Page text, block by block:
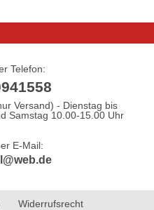
Telefon:
Versand) - Dienstag bis
Samstag 10.00-15.00 Uhr
E-Mail:
Widerrufsrecht